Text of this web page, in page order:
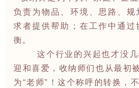
负责为物品、环境、思路、
求者提供帮助；在工作中通
衡。
这个行业的兴起也才没几
迎和喜爱，收纳师们也从最初
为“老师”！这个称呼的转换，